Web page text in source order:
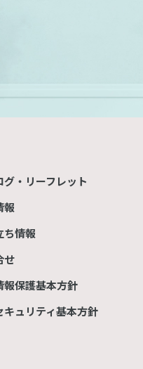
グ・リーフレット
報
ち情報
せ
報保護基本方針
キュリティ基本方針